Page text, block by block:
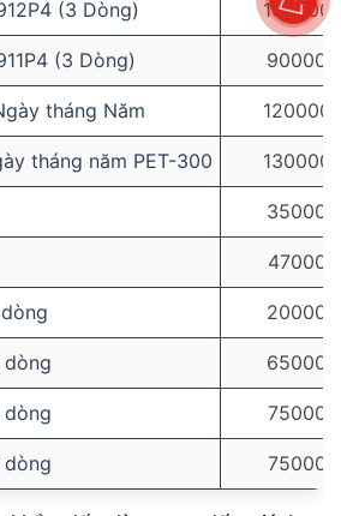
(3 Dòng) 100000
(3 Dòng) 90000
tháng Năm 120000
tháng năm PET-300 130000
35000
47000
20000
dòng 65000
dòng 75000
dòng 75000